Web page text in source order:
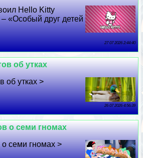
Hello Kitty
«Особый друг детей
27 07 2026 2:44:40
об утках
об утках >
26 07 2026 4:56:39
о семи гномах
семи гномах >